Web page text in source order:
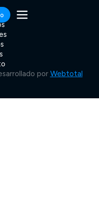
por Webtotal